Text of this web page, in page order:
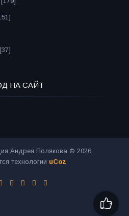
[37]
НА САЙТ
Андрея Полякова © 2026
технологии uCoz